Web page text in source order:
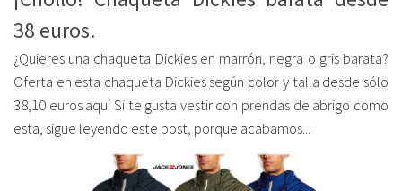
38 euros.
¿Quieres una chaqueta Dickies en marrón, negra o gris barata?
Oferta en esta chaqueta Dickies según color y talla desde sólo
38,10 euros aquí Si te gusta vestir con prendas de abrigo como
esta, sigue leyendo este post, porque acabamos...